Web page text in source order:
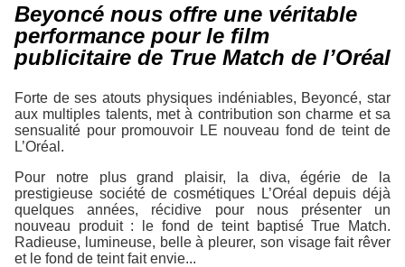
Beyoncé nous offre une véritable
performance pour le film
publicitaire de True Match de l’Oréal
Forte de ses atouts physiques indéniables, Beyoncé, star
aux multiples talents, met à contribution son charme et sa
sensualité pour promouvoir LE nouveau fond de teint de
L’Oréal .
Pour notre plus grand plaisir, la diva, égérie de la
prestigieuse société de cosmétiques L’Oréal
depuis déjà
quelques années, récidive pour nous présenter un
nouveau produit : le fond de teint baptiséTrue Match.
Radieuse, lumineuse, belle à pleurer, son visage fait rêver
et le fond de teint fait envie...